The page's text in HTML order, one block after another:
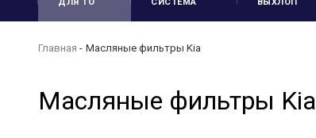
Главная Масляные фильтры Kia
Масляные фильтры Kia